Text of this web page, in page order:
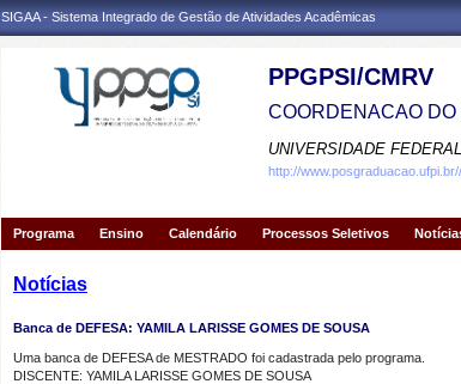
SIGAA - Sistema Integrado de Gestão de Atividades Acadêmicas
PPGPSI/CMRV
COORDENACAO
UNIVERSIDADE
http://
Programa Ensino Calendário Processos Seletivos
Notícias
Banca de DEFESA: YAMILA LARISSE GOMES DE SOUSA
Uma banca de DEFESA de MESTRADO foi cadastrada pelo programa.
DISCENTE: YAMILA LARISSE GOMES DE SOUSA